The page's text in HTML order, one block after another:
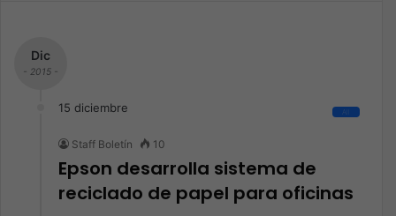
Dic
- 2015 -
15 diciembre All
Staff Boletín 10
Epson desarrolla sistema de
reciclado de papel para oficinas